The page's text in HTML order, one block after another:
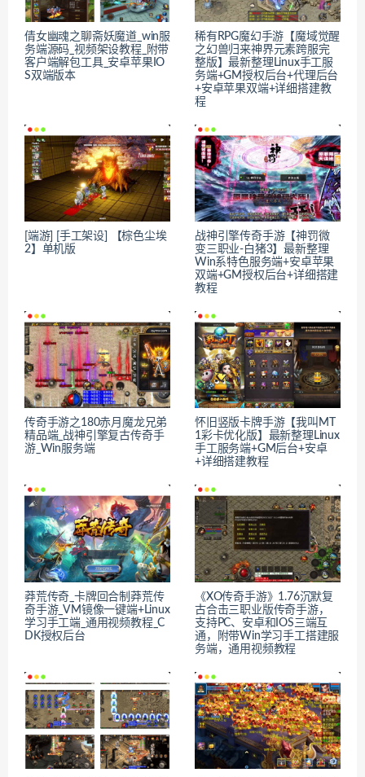
倩女幽魂之聊斋妖魔道_win服
务端源码_视频架设教程_附带
客户端解包工具_安卓苹果IO
S双端版本
稀有RPG魔幻手游【魔域觉醒
之幻兽归来神界元素跨服完
整版】最新整理Linux手工服
务端+GM授权后台+代理后台
+安卓苹果双端+详细搭建教
程
[端游] [手工架设] 【棕色尘埃
2】单机版
战神引擎传奇手游【神罚微
变三职业-白猪3】最新整理
Win系特色服务端+安卓苹果
双端+GM授权后台+详细搭建
教程
传奇手游之180赤月魔龙兄弟
精品端_战神引擎复古传奇手
游_Win服务端
怀旧竖版卡牌手游【我叫MT
1彩卡优化版】最新整理Linux
手工服务端+GM后台+安卓
+详细搭建教程
莽荒传奇_卡牌回合制莽荒传
奇手游_VM镜像一键端+Linux
学习手工端_通用视频教程_C
DK授权后台
《XO传奇手游》1.76沉默复
古合击三职业版传奇手游，
支持PC、安卓和IOS三端互
通，附带Win学习手工搭建服
务端，通用视频教程